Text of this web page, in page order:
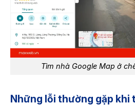
Tìm nhà Google Map ở
Những lỗi thường gặp khi